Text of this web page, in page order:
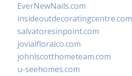
EverNewNails.com
insideoutdecoratingcentre.com
salvatoresinpoint.com
jovialfloralco.com
johnlscotthometeam.com
u-seehomes.com